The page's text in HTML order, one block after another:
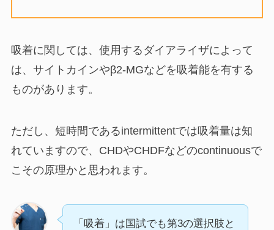
吸着に関しては、使用するダイアライザによって
は、サイトカインやβ2-MGなどを吸着能を有する
ものがあります。
ただし、短時間であるintermittentでは吸着量は知
れていますので、CHDやCHDFなどのcontinuousで
こその原理かと思われます。
「吸着」は国試でも第3の選択肢と